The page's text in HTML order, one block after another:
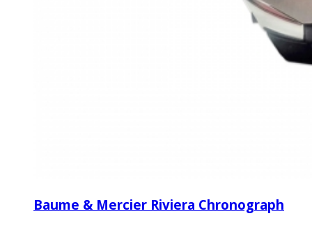
Baume & Mercier Riviera Chronograph